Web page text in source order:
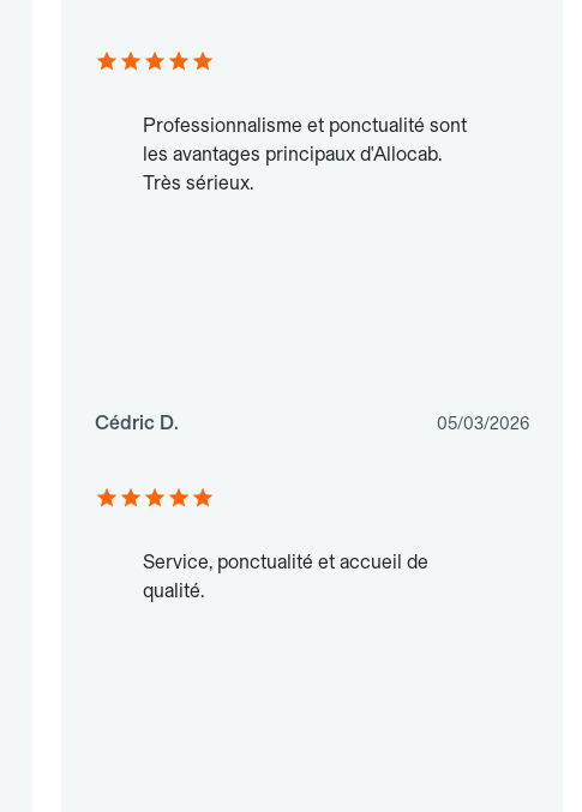
Professionnalisme et ponctualité sont
les avantages principaux d'Allocab.
Très sérieux.
Cédric D. 05/03/2026
Service, ponctualité et accueil de
qualité.